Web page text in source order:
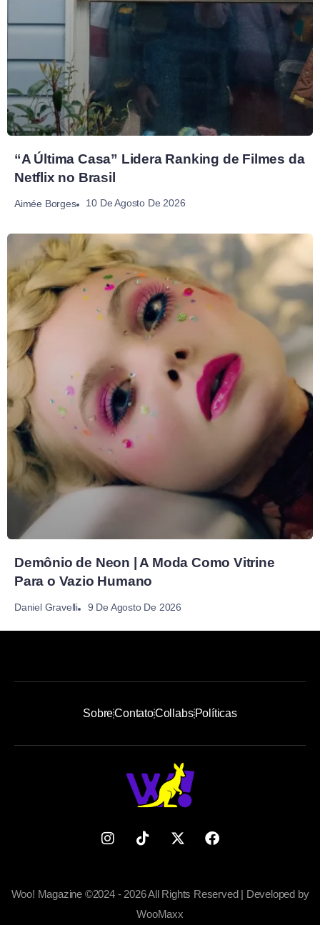
“A Última Casa” Lidera Ranking de Filmes da
Netflix no Brasil
Aimée Borges 10 De Agosto De 2026
Demônio de Neon | A Moda Como Vitrine
Para o Vazio Humano
Daniel Gravelli 9 De Agosto De 2026
SobreContatoCollabsPolíticas
Woo! Magazine ©2024 - 2026 All Rights Reserved | Developed by
WooMaxx